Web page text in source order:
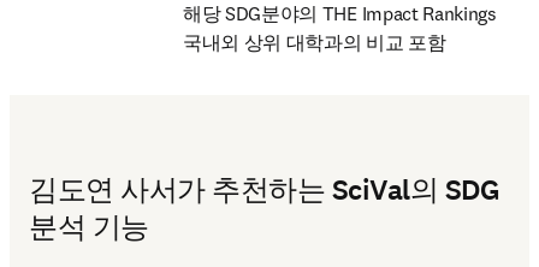
해당 SDG분야의 THE Impact Rankings
국내외 상위 대학과의 비교 포함
김도연 사서가 추천하는 SciVal의 SDG
분석 기능